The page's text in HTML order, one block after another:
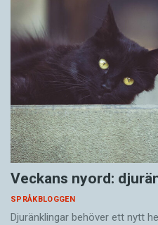
Veckans nyord:
SPRÅKBLOGGEN
Djuränklingar behöver ett nytt